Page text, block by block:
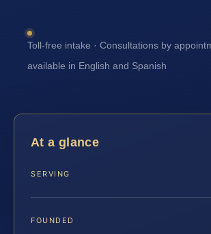
Toll-free intake · Consultations by
available in English and Spanish
At a glance
SERVING
FOUNDED